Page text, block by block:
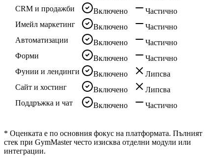
CRM и продажби
Включено
Частично
Имейл маркетинг
Включено
Частично
Автоматизации
Включено
Частично
Форми
Включено
Частично
Фунии и лендинги
Включено
Липсва
Сайт и хостинг
Включено
Липсва
Поддръжка и чат
Включено Частично
* Оценката е по основния фокус на платформата. Пълният
стек при GymMasterчесто изисква отделни модули или
интеграции.